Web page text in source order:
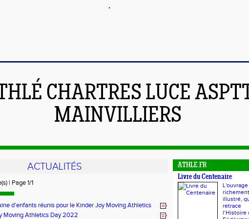
CHARTRES LUCE
MAINVILLIERS
ACTUALITÉS
| Page 1/1
d'enfants réunis pour le Kinder Joy Moving Athletics
Moving Athletics Day 2022
ATHLE.FR
Livre du Centenaire
L'ouvrage
richement
illustré,
retrace
l’Histoire